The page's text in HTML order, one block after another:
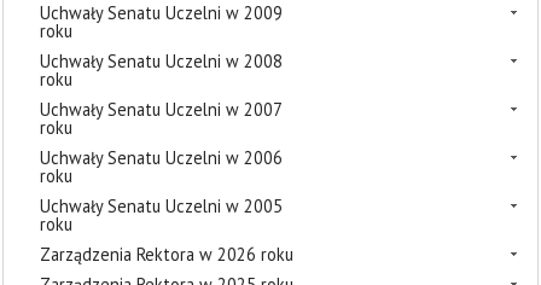
Uchwały Senatu Uczelni w 2009
roku
Uchwały Senatu Uczelni w 2008
roku
Uchwały Senatu Uczelni w 2007
roku
Uchwały Senatu Uczelni w 2006
roku
Uchwały Senatu Uczelni w 2005
roku
Zarządzenia Rektora w 2026 roku